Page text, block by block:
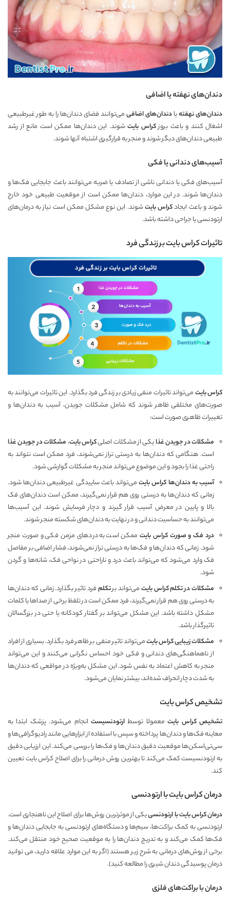
دندان‌های نهفته یا اضافی
دندان‌های نهفتهیادندان‌های اضافیمی‌توانند فضای دندان‌ها را به طور غیرطبیعی
اشغال کنند و باعث بروزکراس بایتشوند. این دندان‌ها ممکن است مانع از رشد
طبیعی دندان‌های دیگر شوند و منجر به قرارگیری اشتباه آنها شوند.
آسیب‌های دندانی یا فکی
آسیب‌های فکی یا دندانی ناشی از تصادف یا ضربه می‌توانند باعث جابجایی فک‌ها و
دندان‌ها شوند. در این موارد، دندان‌ها ممکن است از موقعیت طبیعی خود خارج
شوند و باعث ایجادکراس بایتشوند. این نوع مشکل ممکن است نیاز به درمان‌های
ارتودنسی یا جراحی داشته باشد.
تاثیرات کراس بایت بر زندگی فرد
کراس بایتمی‌تواند تاثیرات منفی زیادی بر زندگی فرد بگذارد. این تاثیرات می‌توانند به
صورت‌های مختلفی ظاهر شوند که شامل مشکلات جویدن، آسیب به دندان‌ها و
تغییرات ظاهری صورت است:
مشکلات در جویدن غذایکی از مشکلات اصلیکراس بایت، مشکلات در جویدن غذا
است. هنگامی که دندان‌ها به درستی تراز نمی‌شوند، فرد ممکن است نتواند به
راحتی غذا را بجود و این موضوع می‌تواند منجر به مشکلات گوارشی شود.
آسیب به دندان‌ها کراس بایتمی‌تواند باعث ساییدگی غیرطبیعی دندان‌ها شود.
زمانی که دندان‌ها به درستی روی هم قرار نمی‌گیرند، ممکن است دندان‌های فک
بالا و پایین در معرض آسیب قرار گیرند و دچار فرسایش شوند. این آسیب‌ها
می‌توانند به حساسیت دندانی و در نهایت به دندان‌های شکسته منجر شوند.
درد فک و صورت کراس بایتممکن است به دردهای مزمن فکی و صورت منجر
شود. زمانی که دندان‌ها و فک‌ها به درستی تراز نمی‌شوند، فشار اضافی بر مفاصل
فک وارد می‌شود که می‌تواند باعث درد و ناراحتی در نواحی فک، شانه‌ها و گردن
شود.
مشکلات در تکلم کراس بایتمی‌تواند برتکلمفرد تاثیر بگذارد. زمانی که دندان‌ها
به درستی روی هم قرار نمی‌گیرند، فرد ممکن است در تلفظ برخی از صداها یا کلمات
مشکل داشته باشد. این مشکل می‌تواند بر گفتار کودکانه یا حتی در بزرگسالان
تاثیرگذار باشد.
مشکلات زیبایی کراس بایتمی‌تواند تاثیر منفی بر ظاهر فرد بگذارد. بسیاری از افراد
از ناهماهنگی‌های دندانی و فکی خود احساس نگرانی می‌کنند و این می‌تواند
منجر به کاهش اعتماد به نفس شود. این مشکل به‌ویژه در مواقعی که دندان‌ها
به شدت دچار انحراف شده‌اند، بیشتر نمایان می‌شود.
تشخیص کراس بایت
تشخیص کراس بایتمعمولا توسط ارتودنسیست انجام می‌شود. پزشک ابتدا به
معاینه فک‌ها و دندان‌ها پرداخته و سپس با استفاده از ابزارهایی مانند رادیوگرافی‌ها و
سی‌تی‌اسکن‌ها موقعیت دقیق دندان‌ها و فک‌ها را بررسی می‌کند. این ارزیابی دقیق
به ارتودنسیست کمک می‌کند تا بهترین روش درمانی را برای اصلاح کراس بایت تعیین
کند.
درمان کراس بایت با ارتودنسی
درمان کراس بایت با ارتودنسییکی از موثرترین روش‌ها برای اصلاح این ناهنجاری است.
ارتودنسی به کمک براکت‌ها، سیم‌ها و دستگاه‌های ارتودنسی به جابجایی دندان‌ها و
فک‌ها کمک می‌کند و به تدریج دندان‌ها را به موقعیت صحیح خود منتقل می‌کند.
برخی از روش‌های درمانی به شرح زیر هستند (اگر به این موارد علاقه دارید، می توانید
درمان پوسیدگی دندان شیریرا مطالعه کنید).
درمان با براکت‌های فلزی